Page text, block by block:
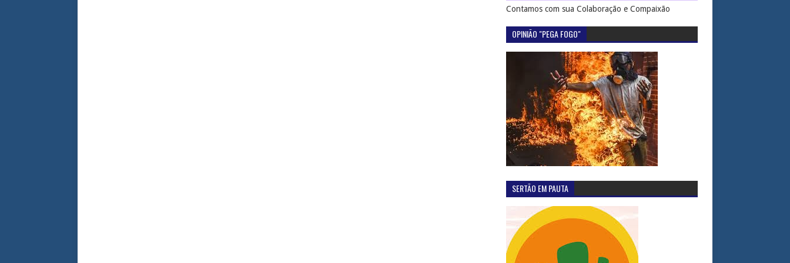
Contamos com sua Colaboração e Compaixão
OPINIÃO "PEGA FOGO"
SERTÃO EM PAUTA